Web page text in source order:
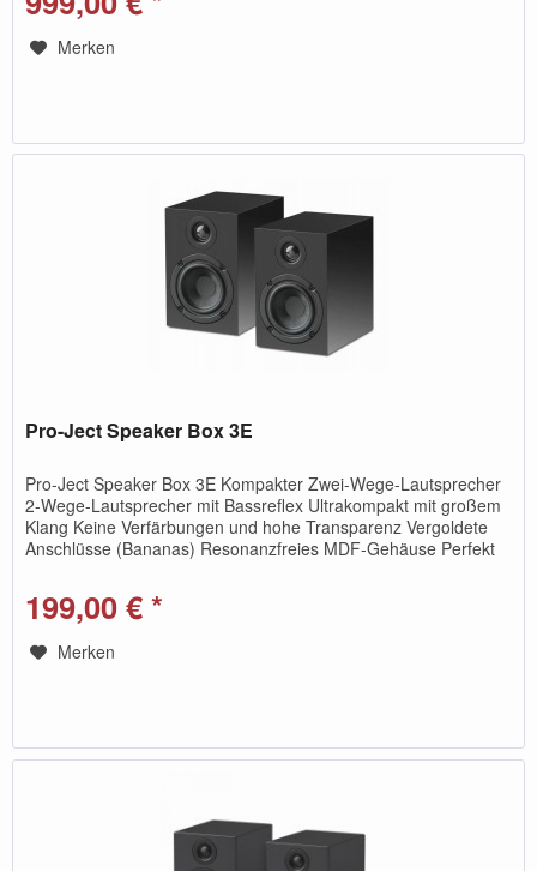
Merken
Pro-Ject Speaker Box 3E
Pro-Ject Speaker Box 3E Kompakter Zwei-Wege-Lautsprecher
2-Wege-Lautsprecher mit Bassreflex Ultrakompakt mit großem
Klang Keine Verfärbungen und hohe Transparenz Vergoldete
Anschlüsse (Bananas) Resonanzfreies MDF-Gehäuse Perfekt
199,00 € *
Merken